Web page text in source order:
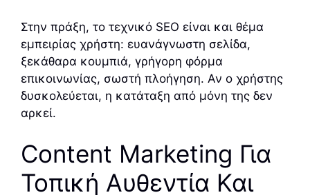
Στην πράξη, το τεχνικό SEO είναι και θέμα
εμπειρίας χρήστη: ευανάγνωστη σελίδα,
ξεκάθαρα κουμπιά, γρήγορη φόρμα
επικοινωνίας, σωστή πλοήγηση. Αν ο χρήστης
δυσκολεύεται, η κατάταξη από μόνη της δεν
αρκεί.
Content Marketing Για
Τοπική Αυθεντία Και